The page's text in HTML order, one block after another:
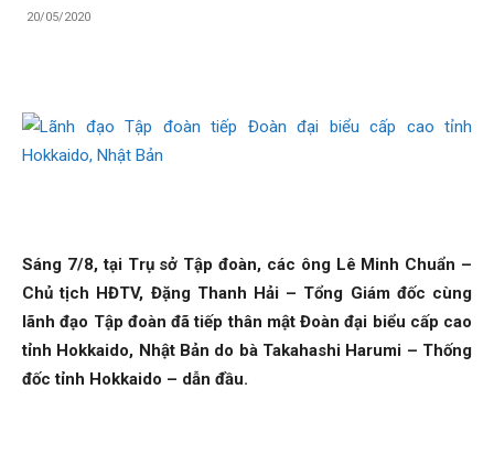
Danh
20/05/2020
Sáng 7/8, tại Trụ sở Tập đoàn, các ông Lê Minh Chuẩn –
Chủ tịch HĐTV, Đặng Thanh Hải – Tổng Giám đốc cùng
lãnh đạo Tập đoàn đã tiếp thân mật Đoàn đại biểu cấp cao
tỉnh Hokkaido, Nhật Bản do bà Takahashi Harumi – Thống
đốc tỉnh Hokkaido – dẫn đầu.